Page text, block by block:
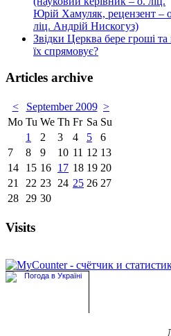
Юрій Хамуляк, рецензент –
ліц. Андрій Нискогуз)
Звідки Церква бере гроші та
їх спрямовує?
Articles archive
< September 2009 >
Mo Tu We Th Fr Sa Su
1
2 3 4 5
6
7
8 9 10 11 12 13
14
15 16 17 18 19 20
21
22 23 24 25 26 27
28
29 30
Visits